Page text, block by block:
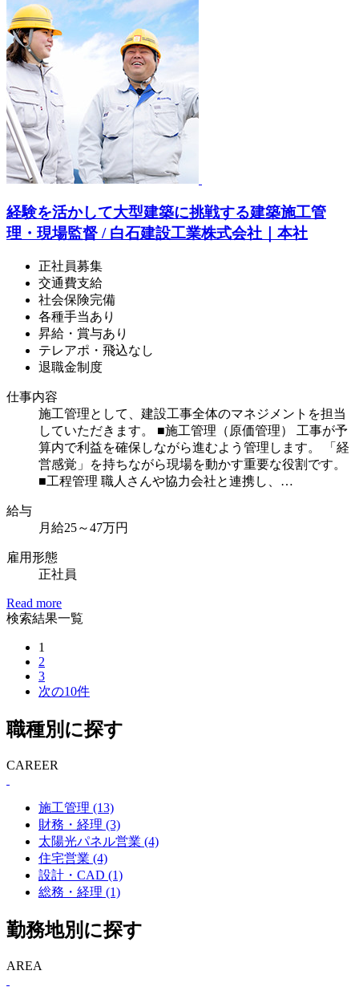
経験を活かして大型建築に挑戦する建築施工管
理・現場監督 / 白石建設工業株式会社｜本社
正社員募集
交通費支給
社会保険完備
各種手当あり
昇給・賞与あり
テレアポ・飛込なし
退職金制度
仕事内容
施工管理として、建設工事全体のマネジメントを担当
していただきます。 ■施工管理（原価管理） 工事が予
算内で利益を確保しながら進むよう管理します。 「経
営感覚」を持ちながら現場を動かす重要な役割です。
■工程管理 職人さんや協力会社と連携し、…
給与
月給25～47万円
雇用形態
正社員
Read more
検索結果一覧
1
2
3
次の10件
職種別に探す
CAREER
施工管理 (13)
財務・経理 (3)
太陽光パネル営業 (4)
住宅営業 (4)
設計・CAD (1)
総務・経理 (1)
勤務地別に探す
AREA